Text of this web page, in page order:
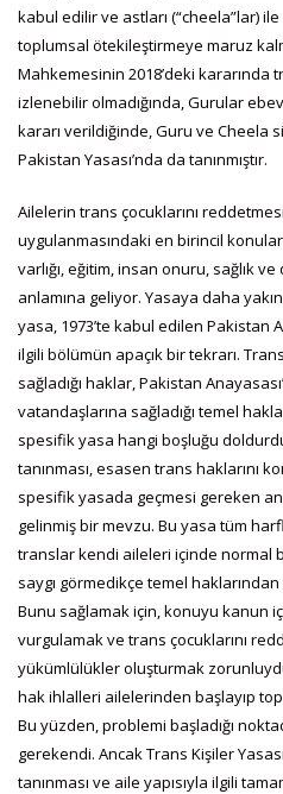
kabul edilir ve astları (“cheela”lar)
toplumsal ötekileştirmeye maruz
Mahkemesinin 2018’deki kararında
izlenebilir olmadığında, Gurular
kararı verildiğinde, Guru ve Cheela
Pakistan Yasası’nda da tanınmıştır.
Ailelerin trans çocuklarını
uygulanmasındaki en birincil
varlığı, eğitim, insan onuru, sağlık
anlamına geliyor. Yasaya daha
yasa, 1973’te kabul edilen Pakistan
ilgili bölümün apaçık bir tekrarı.
sağladığı haklar, Pakistan
vatandaşlarına sağladığı temel
spesifik yasa hangi boşluğu
tanınması, esasen trans haklarını
spesifik yasada geçmesi gereken
gelinmiş bir mevzu. Bu yasa tüm
translar kendi aileleri içinde normal
saygı görmedikçe temel
Bunu sağlamak için, konuyu kanun
vurgulamak ve trans çocuklarını
yükümlülükler oluşturmak
hak ihlalleri ailelerinden başlayıp
Bu yüzden, problemi başladığı
gerekendi. Ancak Trans Kişiler
tanınması ve aile yapısıyla ilgili